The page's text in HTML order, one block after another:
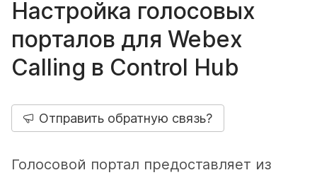
Настройка голосовых
порталов для Webex
Calling в Control Hub
Отправить обратную связь?
Голосовой портал предоставляет из